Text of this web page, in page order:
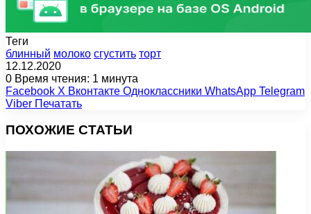
Теги
блинный молоко сгустить торт
12.12.2020
0 Время чтения: 1 минута
Facebook X Вконтакте Одноклассники WhatsApp Telegram
Viber Печатать
ПОХОЖИЕ СТАТЬИ